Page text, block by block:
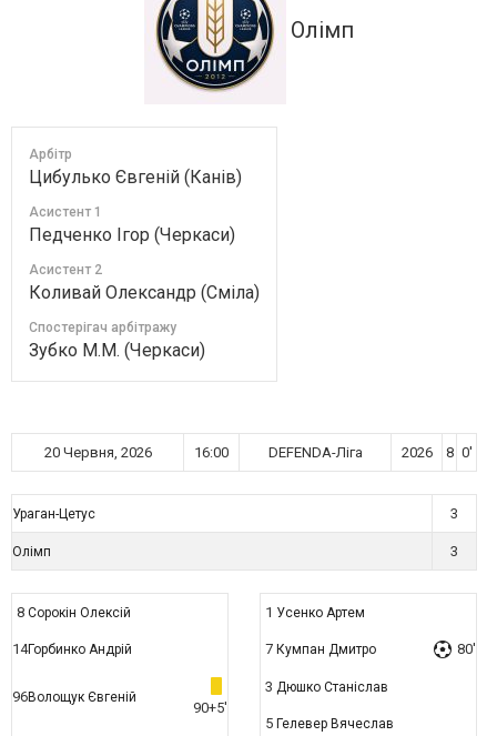
Олімп
Арбітр
Цибулько Євгеній (Канів)
Асистент 1
Педченко Ігор (Черкаси)
Асистент 2
Коливай Олександр (Сміла)
Спостерігач арбітражу
Зубко М.М. (Черкаси)
20 Червня, 2026 16:00 DEFENDA-Ліга 2026 8 0'
Ураган-Цетус 3
Олімп 3
8 Сорокін Олексій
14Горбинко Андрій
96Волощук Євгеній
90+5'
1 Усенко Артем
7 Кумпан Дмитро 80'
3 Дюшко Станіслав
5 Гелевер Вячеслав